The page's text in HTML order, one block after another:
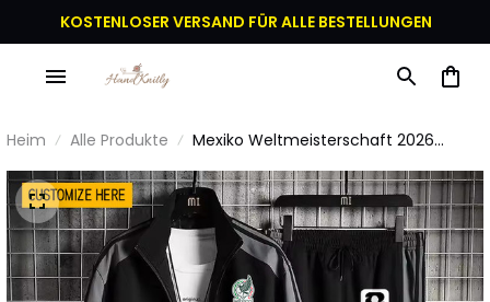
KOSTENLOSER VERSAND FÜR ALLE BESTELLUNGEN
Heim Alle Produkte
Mexiko Weltmeisterschaft 2026
Hose - Personalisierter Name -
Schwarz